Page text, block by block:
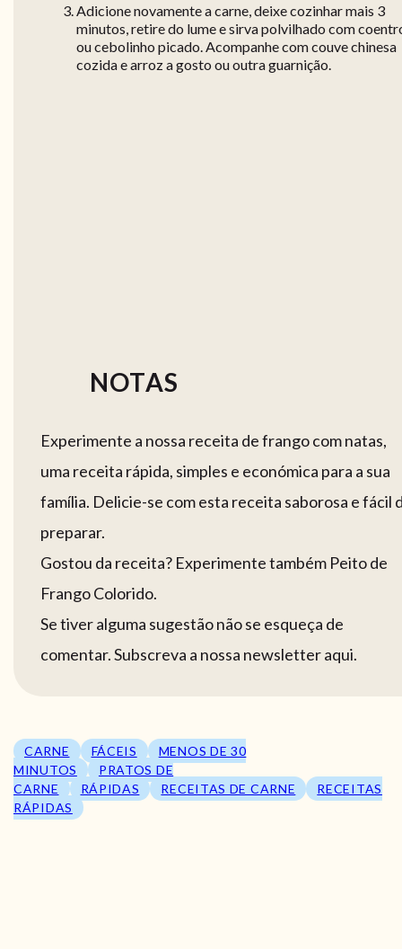
Adicione novamente a carne, deixe cozinhar mais 3
minutos, retire do lume e sirva polvilhado com
ou cebolinho picado. Acompanhe com couve chinesa
cozida e arroz a gosto ou outra guarnição.
NOTAS
Experimente a nossa receita de frango com natas,
uma receita rápida, simples e económica para a sua
família. Delicie-se com esta receita saborosa e fácil
preparar.
Gostou da receita? Experimente também Peito de
Frango Colorido.
Se tiver alguma sugestão não se esqueça de
comentar. Subscreva a nossa newsletter aqui.
CARNE FÁCEIS
MENOS DE 30
MINUTOS
PRATOS DE
CARNE
RÁPIDAS RECEITAS DE CARNE
RECEITAS
RÁPIDAS